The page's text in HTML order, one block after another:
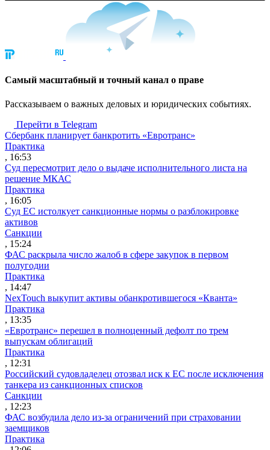
Cамый масштабный и точный канал о праве
Рассказываем о важных деловых и юридических событиях.
Перейти в Telegram
Сбербанк планирует банкротить «Евротранс»
Практика
, 16:53
Суд пересмотрит дело о выдаче исполнительного листа на
решение МКАС
Практика
, 16:05
Суд ЕС истолкует санкционные нормы о разблокировке
активов
Санкции
, 15:24
ФАС раскрыла число жалоб в сфере закупок в первом
полугодии
Практика
, 14:47
NexTouch выкупит активы обанкротившегося «Кванта»
Практика
, 13:35
«Евротранс» перешел в полноценный дефолт по трем
выпускам облигаций
Практика
, 12:31
Российский судовладелец отозвал иск к ЕС после исключения
танкера из санкционных списков
Санкции
, 12:23
ФАС возбудила дело из-за ограничений при страховании
заемщиков
Практика